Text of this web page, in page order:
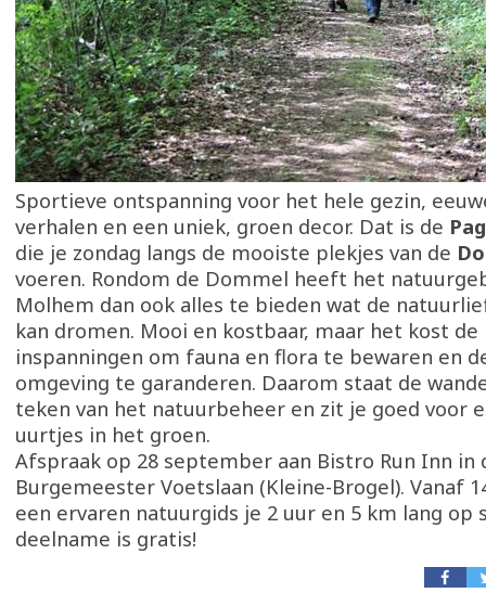
Sportieve ontspanning voor het hele gezin,
verhalen en een uniek, groen decor. Dat is de
die je zondag langs de mooiste plekjes van de
voeren. Rondom de Dommel heeft het
Molhem dan ook alles te bieden wat de
kan dromen. Mooi en kostbaar, maar het kost de
inspanningen om fauna en flora te bewaren en
omgeving te garanderen. Daarom staat de
teken van het natuurbeheer en zit je goed voor
uurtjes in het groen.
Afspraak op 28 september aan Bistro Run Inn in
Burgemeester Voetslaan (Kleine-Brogel). Vanaf
een ervaren natuurgids je 2 uur en 5 km lang op
deelname is gratis!